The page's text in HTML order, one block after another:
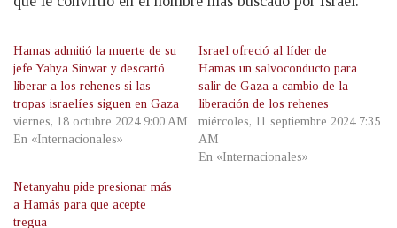
Hamas admitió la muerte de su
jefe Yahya Sinwar y descartó
liberar a los rehenes si las
tropas israelíes siguen en Gaza
viernes, 18 octubre 2024 9:00 AM
En «Internacionales»
Israel ofreció al líder de
Hamas un salvoconducto para
salir de Gaza a cambio de la
liberación de los rehenes
miércoles, 11 septiembre 2024 7:35
AM
En «Internacionales»
Netanyahu pide presionar más
a Hamás para que acepte
tregua